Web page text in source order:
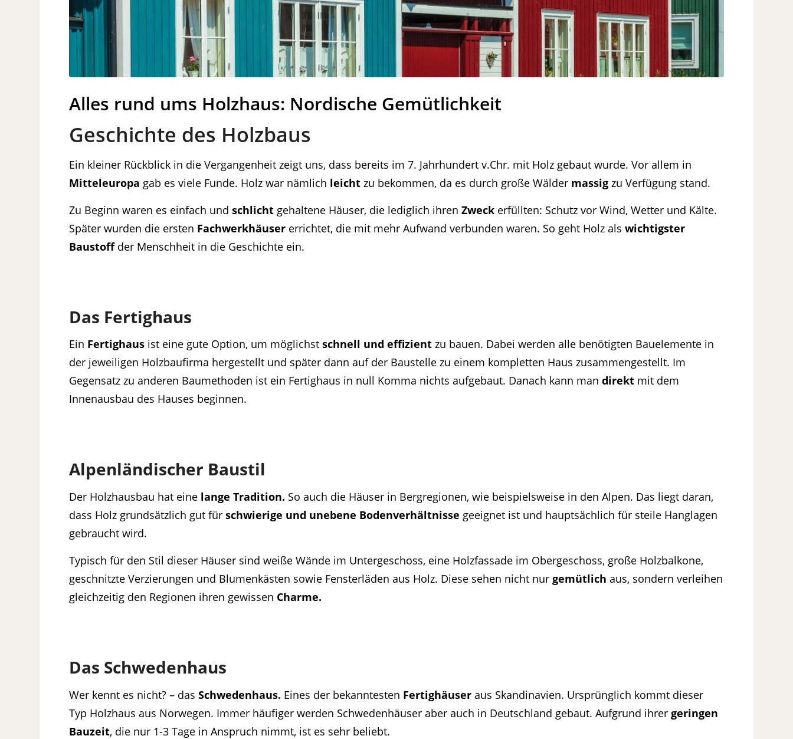
Alles rund ums Holzhaus: Nordische Gemütlichkeit
Geschichte des Holzbaus
Ein kleiner Rückblick in die Vergangenheit zeigt uns, dass bereits im 7. Jahrhundert v.Chr. mit Holz gebaut wurde. Vor allem in
Mitteleuropa gab es viele Funde. Holz war nämlich leicht zu bekommen, da es durch große Wälder massig zu Verfügung stand.
Zu Beginn waren es einfach undschlicht gehaltene Häuser, die lediglich ihrenZweck erfüllten: Schutz vor Wind, Wetter und Kälte.
Später wurden die ersten Fachwerkhäuser errichtet, die mit mehr Aufwand verbunden waren. So geht Holz alswichtigster
Baustoffder Menschheit in die Geschichte ein.
Das Fertighaus
Ein Fertighaus ist eine gute Option, um möglichstschnell und effizient zu bauen. Dabei werden alle benötigten Bauelemente in
der jeweiligen Holzbaufirma hergestellt und später dann auf der Baustelle zu einem kompletten Haus zusammengestellt. Im
Gegensatz zu anderen Baumethoden ist ein Fertighaus in null Komma nichts aufgebaut. Danach kann mandirekt mit dem
Innenausbau des Hauses beginnen.
Alpenländischer Baustil
Der Holzhausbau hat eine lange Tradition. So auch die Häuser in Bergregionen, wie beispielsweise in den Alpen. Das liegt daran,
dass Holz grundsätzlich gut fürschwierige und unebene Bodenverhältnisse geeignet ist und hauptsächlich für steile Hanglagen
gebraucht wird.
Typisch für den Stil dieser Häuser sind weiße Wände im Untergeschoss, eine Holzfassade im Obergeschoss, große Holzbalkone,
geschnitzte Verzierungen und Blumenkästen sowie Fensterläden aus Holz. Diese sehen nicht nurgemütlich aus, sondern verleihen
gleichzeitig den Regionen ihren gewissen Charme.
Das Schwedenhaus
Wer kennt es nicht? – dasSchwedenhaus. Eines der bekanntesten Fertighäuser aus Skandinavien. Ursprünglich kommt dieser
Typ Holzhaus aus Norwegen. Immer häufiger werden Schwedenhäuser aber auch in Deutschland gebaut. Aufgrund ihrergeringen
Bauzeit, die nur 1-3 Tage in Anspruch nimmt, ist es sehr beliebt.